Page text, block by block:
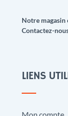
Notre magasin
Contactez-
LIENS